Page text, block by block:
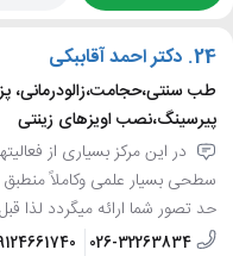
24. دکتر احمد آقاببکی
طب سنتی،حجامت،زالودرمانی،
پیرسینگ،نصب اویزهای زینتی
در این مرکز بسیاری از
سطحی بسیار علمی وکاملاً
حد تصور شما ارائه میگردد لذا
026-32263834